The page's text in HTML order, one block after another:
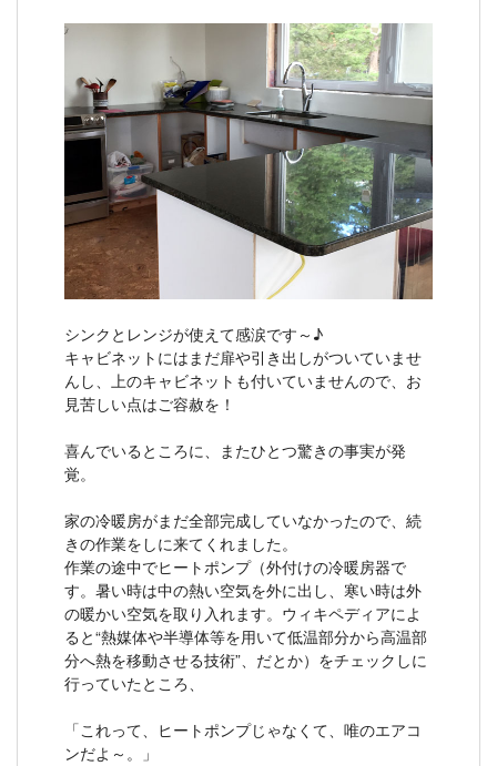
シンクとレンジが使えて感涙です～♪
キャビネットにはまだ扉や引き出しがついていませ
んし、上のキャビネットも付いていませんので、お
見苦しい点はご容赦を！
喜んでいるところに、またひとつ驚きの事実が発
覚。
家の冷暖房がまだ全部完成していなかったので、続
きの作業をしに来てくれました。
作業の途中でヒートポンプ（外付けの冷暖房器で
す。暑い時は中の熱い空気を外に出し、寒い時は外
の暖かい空気を取り入れます。ウィキペディアによ
ると“熱媒体や半導体等を用いて低温部分から高温部
分へ熱を移動させる技術”、だとか）をチェックしに
行っていたところ、
「これって、ヒートポンプじゃなくて、唯のエアコ
ンだよ～。」